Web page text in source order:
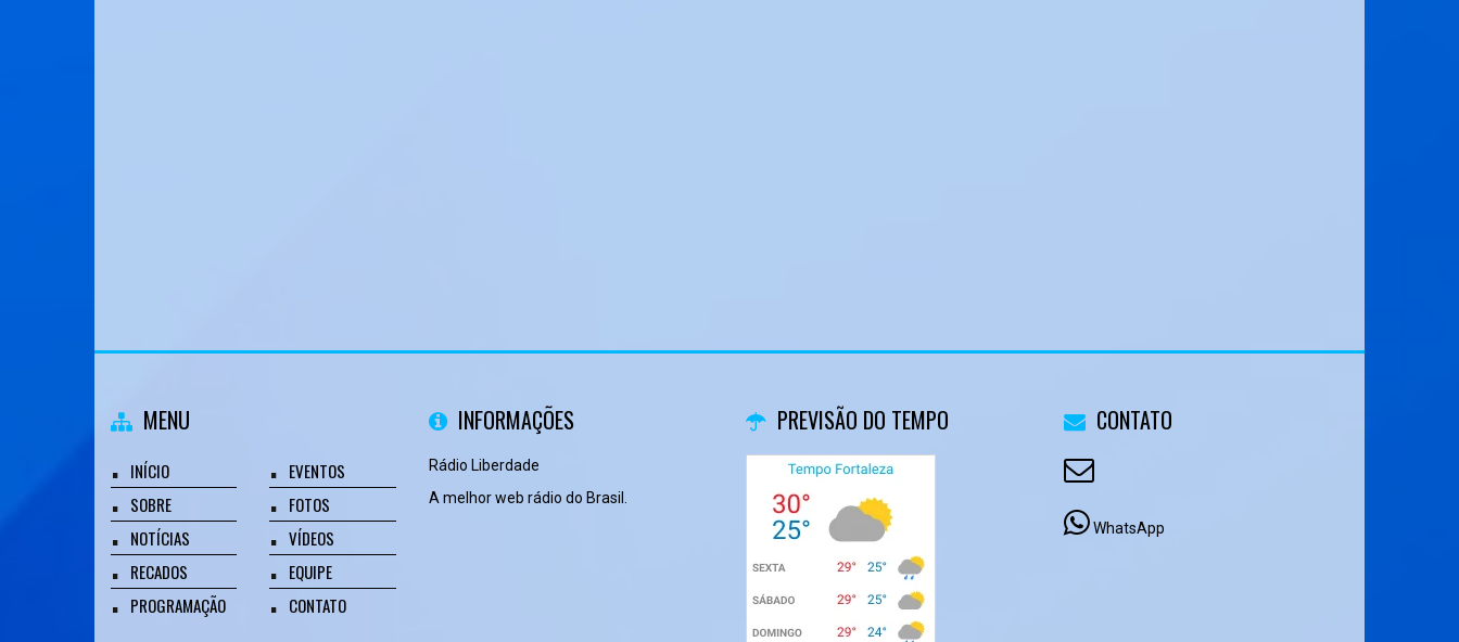
MENU
INÍCIO
SOBRE
NOTÍCIAS
RECADOS
PROGRAMAÇÃO
EVENTOS
FOTOS
VÍDEOS
EQUIPE
CONTATO
INFORMAÇÕES
Rádio Liberdade
A melhor web rádio do Brasil.
PREVISÃO DO TEMPO CONTATO
WhatsApp